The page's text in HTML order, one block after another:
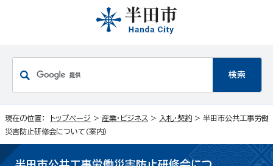
現在の位置： トップページ > 産業・ビジネス > 入札・契約 > 半田市公共工事労働
災害防止研修会について（案内）